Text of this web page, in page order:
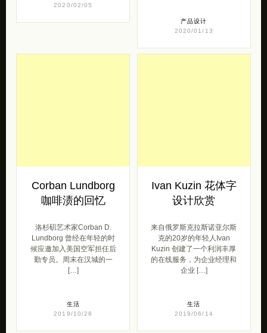
2020/02/05
产品设计
2020/01/13
Corban Lundborg
咖啡渍的回忆
洛杉矶艺术家Corban D.
Lundborg 曾经在年轻的时
候应邀加入美国空军担任后
勤专员。周末在汉城的一
[…]
生活
2019/10/28
Ivan Kuzin 花体字
设计欣赏
来自俄罗斯克拉斯诺亚尔斯
克的20岁的年轻人Ivan
Kuzin 创建了一个利润丰厚
的在线服务，为企业经理和
企业 […]
生活
2019/06/14